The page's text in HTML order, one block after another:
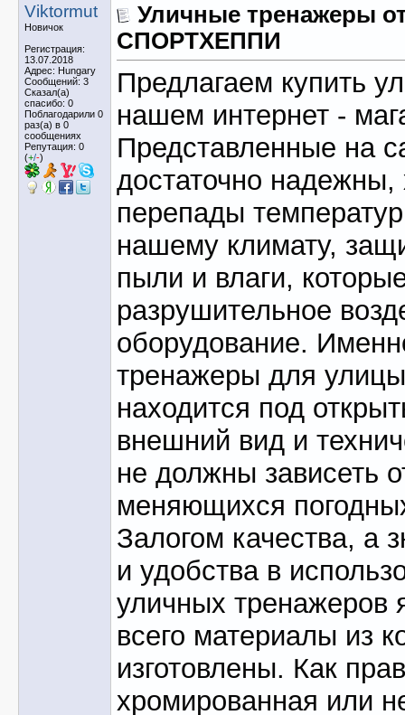
Viktormut
Новичок
Регистрация:
13.07.2018
Адрес: Hungary
Сообщений: 3
Сказал(а)
спасибо: 0
Поблагодарили 0
раз(а) в 0
сообщениях
Репутация: 0
(+/-)
Уличные тренажеры
СПОРТХЕППИ
Предлагаем купить
нашем интернет -
Представленные на
достаточно
перепады
нашему климату,
пыли и влаги,
разрушительное
оборудование.
тренажеры для
находится под
внешний вид и
не должны зависеть
меняющихся
Залогом качества, а
и удобства в
уличных тренажеров
всего материалы из
изготовлены. Как
хромированная или